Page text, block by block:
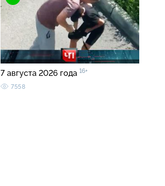
7 августа 2026 года 16+
7558